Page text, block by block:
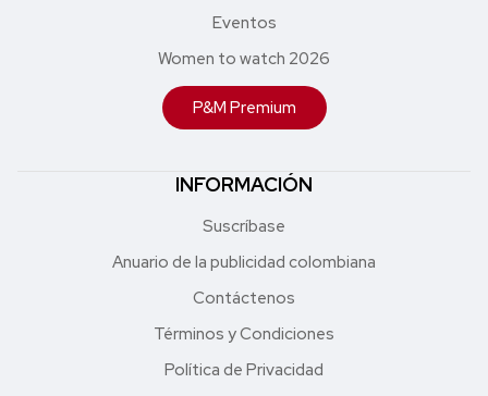
Eventos
Women to watch 2026
P&M Premium
INFORMACIÓN
Suscríbase
Anuario de la publicidad colombiana
Contáctenos
Términos y Condiciones
Política de Privacidad